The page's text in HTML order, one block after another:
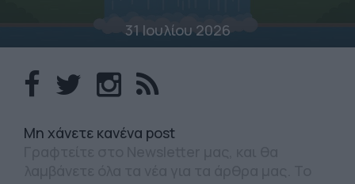
31 Ιουλίου 2026
Mη χάνετε κανένα post